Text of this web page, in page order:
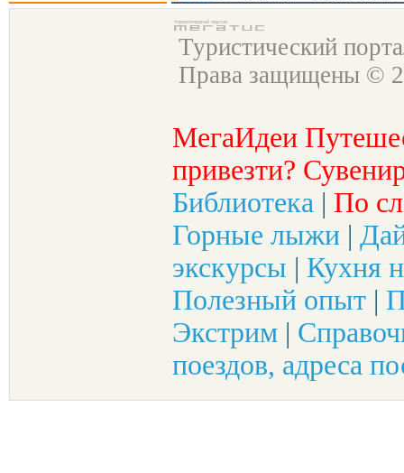
Туристический
Права защищены ©
МегаИдеи
привезти?
Библиотека | По
Горные лыжи |
экскурсы | Кухня
Полезный опыт |
Экстрим |
поездов, адреса